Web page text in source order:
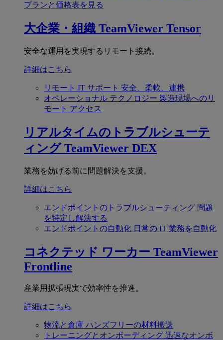
プランと価格表を見る
大企業・組織 TeamViewer Tensor
安全な運用を実現するリモート接続。
詳細はこちら
リモート IT サポート 安全、柔軟、連携
オペレーショナル テクノロジー 製造現場へのリ
モート アクセス
リアルタイムのトラブルシューテ
ィング TeamViewer DEX
業務を妨げる前に問題解決を支援。
詳細はこちら
エンドポイントのトラブルシューティング 問題
を特定し解決する
エンドポイントの自動化 日常の IT 業務を自動化
コネクテッド ワーカー TeamViewer
Frontline
産業用拡張現実で効率性を推進。
詳細はこちら
物流と倉庫 ハンズフリーの材料搬送
トレーニングとオンボーディング 迅速なオンボ